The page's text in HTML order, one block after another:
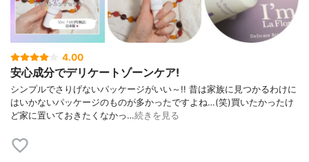
4.00
安心成分でデリケートゾーンケア!
シンプルでさりげないパッケージがいい～!! 昔は家族に見つかるわけに
はいかないパッケージのものが多かったですよね…(笑)買いたかったけ
ど家に置いておきたくなかっ…続きを見る